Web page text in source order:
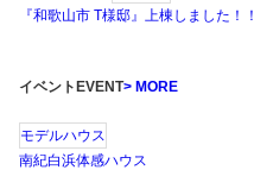
『和歌山市 T様邸』上棟しました！！
イベントEVENT> MORE
モデルハウス
南紀白浜体感ハウス